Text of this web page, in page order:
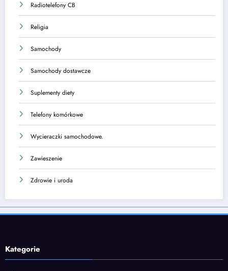
Radiotelefony CB
Religia
Samochody
Samochody dostawcze
Suplementy diety
Telefony komórkowe
Wycieraczki samochodowe.
Zawieszenie
Zdrowie i uroda
Kategorie